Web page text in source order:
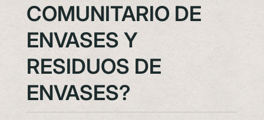
COMUNITARIO DE
ENVASES Y
RESIDUOS DE
ENVASES?